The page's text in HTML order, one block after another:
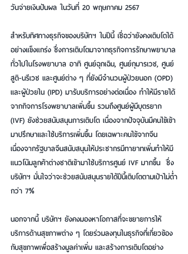
วันจ่ายเงินปันผล ในวันที่ 20 พฤษภาคม 2567
สำหรับทิศทางธุรกิจของบริษัทฯ ในปีนี้ เชื่อว่ายังคงเติบโตได้
อย่างแข็งแกร่ง ซึ่งการเติบโตมาจากธุรกิจการรักษาพยาบาล
ทั่วไปในโรงพยาบาล อาทิ ศูนย์ฉุกเฉิน, ศูนย์กุมารเวช, ศูนย์
สูติ-นรีเวช และศูนย์ต่าง ๆ ที่ยังมีจำนวนผู้ป่วยนอก (OPD)
และผู้ป่วยใน (IPD) มารับบริการอย่างต่อเนื่อง ทำให้มีรายได้
จากกิจการโรงพยาบาลเพิ่มขึ้น รวมถึงศูนย์ผู้มีบุตรยาก
(IVF) ยังช่วยสนับสนุนการเติบโต เนื่องจากปัจจุบันมีคนไข้เข้า
มาปรึกษาและใช้บริการเพิ่มขึ้น โดยเฉพาะคนไข้จากจีน
เนื่องจากรัฐบาลจีนสนับสนุนให้ประชากรมีทายาทเพิ่มทำให้มี
แนวโน้มลูกค้าต่างชาติเข้ามาใช้บริการศูนย์ IVF มากขึ้น  ซึ่ง
บริษัทฯ มั่นใจว่าจะช่วยสนับสนุนรายได้ปีนี้เติบโตตามเป้าไม่ต่ำ
กว่า 7%
นอกจากนี้ บริษัทฯ ยังคงมองหาโอกาสที่จะขยายการให้
บริการด้านสุขภาพต่าง ๆ โดยร่วมลงทุนในธุรกิจที่เกี่ยวข้อง
กับสุขภาพเพื่อสร้างมูลค่าเพิ่ม และสร้างการเติบโตอย่าง